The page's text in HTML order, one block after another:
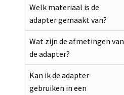
Welk materiaal is de
adapter gemaakt van?
Wat zijn de afmetingen van
de adapter?
Kan ik de adapter
gebruiken in een